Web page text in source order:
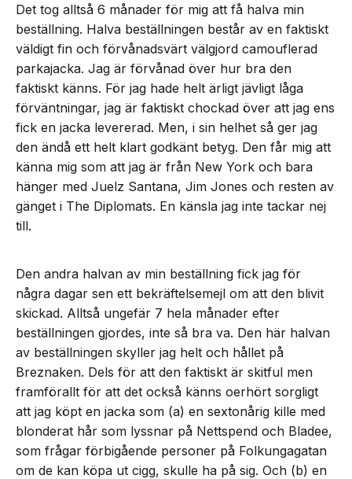
Det tog alltså 6 månader för mig att få halva min
beställning. Halva beställningen består av en faktiskt
väldigt fin och förvånadsvärt välgjord camouflerad
parkajacka. Jag är förvånad över hur bra den
faktiskt känns. För jag hade helt ärligt jävligt låga
förväntningar, jag är faktiskt chockad över att jag ens
fick en jacka levererad. Men, i sin helhet så ger jag
den ändå ett helt klart godkänt betyg. Den får mig att
känna mig som att jag är från New York och bara
hänger med Juelz Santana, Jim Jones och resten av
gänget i The Diplomats. En känsla jag inte tackar nej
till.
Den andra halvan av min beställning fick jag för
några dagar sen ett bekräftelsemejl om att den blivit
skickad. Alltså ungefär 7 hela månader efter
beställningen gjordes, inte så bra va. Den här halvan
av beställningen skyller jag helt och hållet på
Breznaken. Dels för att den faktiskt är skitful men
framförallt för att det också känns oerhört sorgligt
att jag köpt en jacka som (a) en sextonårig kille med
blonderat hår som lyssnar på Nettspend och Bladee,
som frågar förbigående personer på Folkungagatan
om de kan köpa ut cigg, skulle ha på sig. Och (b) en